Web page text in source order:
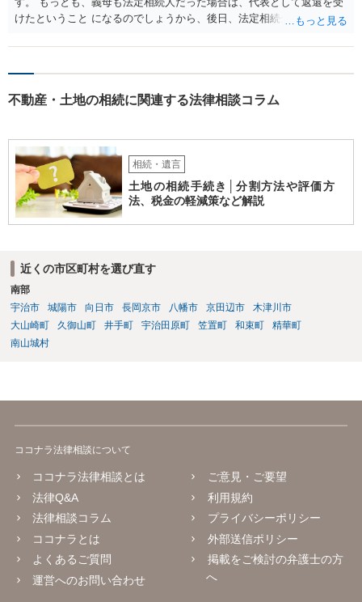
けたということ になるのでしょうから、後日、法定相続分に基づいて
不動産・土地の相続に関連する法律相談コラム
相続・遺言
土地の相続手続き│分割方法や評価方
法、税金の軽減策など解説
近くの市区町村を選び直す
南部
宇治市
城陽市 向日市 長岡京市 八幡市 京田辺市
木津川市
大山崎町
久御山町 井手町 宇治田原町 笠置町 和束町
精華町
南山城村
ココナラ法律相談について
ココナラ法律相談とは
法律Q&A
法律相談コラム
ココナラとは
よくあるご質問
運営へのお問い合わせ
ご意見・ご要望
利用規約
プライバシーポリシー
外部送信ポリシー
掲載をご検討の弁護士の方
へ